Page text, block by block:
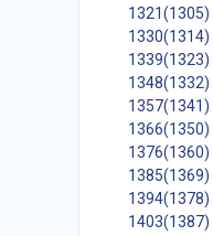
1321(1305)
1330(1314)
1339(1323)
1348(1332)
1357(1341)
1366(1350)
1376(1360)
1385(1369)
1394(1378)
1403(1387)